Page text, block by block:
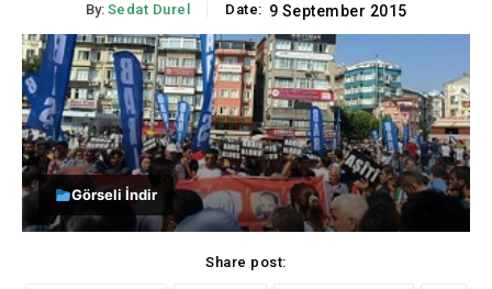
By: Sedat Durel Date: 9 September 2015
Görseli İndir
Share post: